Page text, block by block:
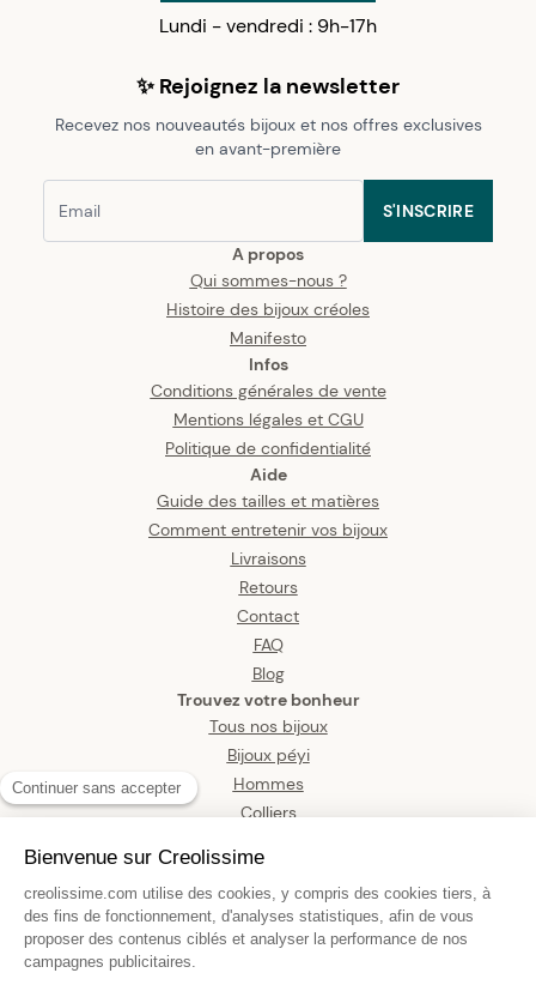
A propos
Qui sommes-nous ?
Histoire des bijoux créoles
Manifesto
Infos
Conditions générales de vente
Mentions légales et CGU
Politique de confidentialité
Aide
Guide des tailles et matières
Comment entretenir vos bijoux
Livraisons
Retours
Contact
FAQ
Blog
Trouvez votre bonheur
Tous nos bijoux
Bijoux péyi
Hommes
Colliers
Bracelets
Pendentifs
Bagues
Lundi - vendredi : 9h-17h
✨ Rejoignez la newsletter
Recevez nos nouveautés bijoux et nos offres exclusives
en avant-première
S'INSCRIRE